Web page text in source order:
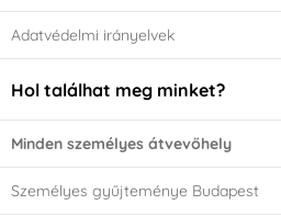
Adatvédelmi irányelvek
Hol találhat meg minket?
Minden személyes átvevőhely
Személyes gyűjteménye Budapest